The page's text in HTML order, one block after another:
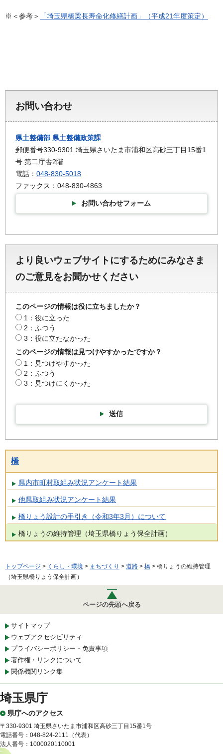
※＜参考＞ 「埼玉県橋梁長寿命化修繕計画」（平成21年度策定）
お問い合わせ
県土整備部 県土整備政策課
郵便番号330-9301 埼玉県さいたま市浦和区高砂三丁目15番1
号 第二庁舎2階
電話： 048-830-5018
ファックス：048-830-4863
お問い合わせフォーム
より良いウェブサイトにするためにみなさま
のご意見をお聞かせください
このページの情報は役に立ちましたか？
1：役に立った
2：ふつう
3：役に立たなかった
このページの情報は見つけやすかったですか？
1：見つけやすかった
2：ふつう
3：見つけにくかった
送信
橋
県内市町村取組み状況アンケート結果
他県取組み状況アンケート結果
橋りょう設計の手引き（令和3年3月）について
橋りょうの維持管理（埼玉県橋りょう保全計画）
トップページ > くらし・環境 > まちづくり > 道路 > 橋 > 橋りょうの維持管理
（埼玉県橋りょう保全計画）
ページの先頭へ戻る
サイトマップ
ウェブアクセシビリティ
プライバシーポリシー・免責事項
著作権・リンクについて
関係機関リンク集
埼玉県庁
県庁へのアクセス
〒330-9301 埼玉県さいたま市浦和区高砂三丁目15番1号
電話番号：048-824-2111（代表）
法人番号：1000020110001